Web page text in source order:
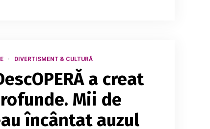
DIVERTISMENT & CULTURĂ
a creat
Mii de
încântat auzul